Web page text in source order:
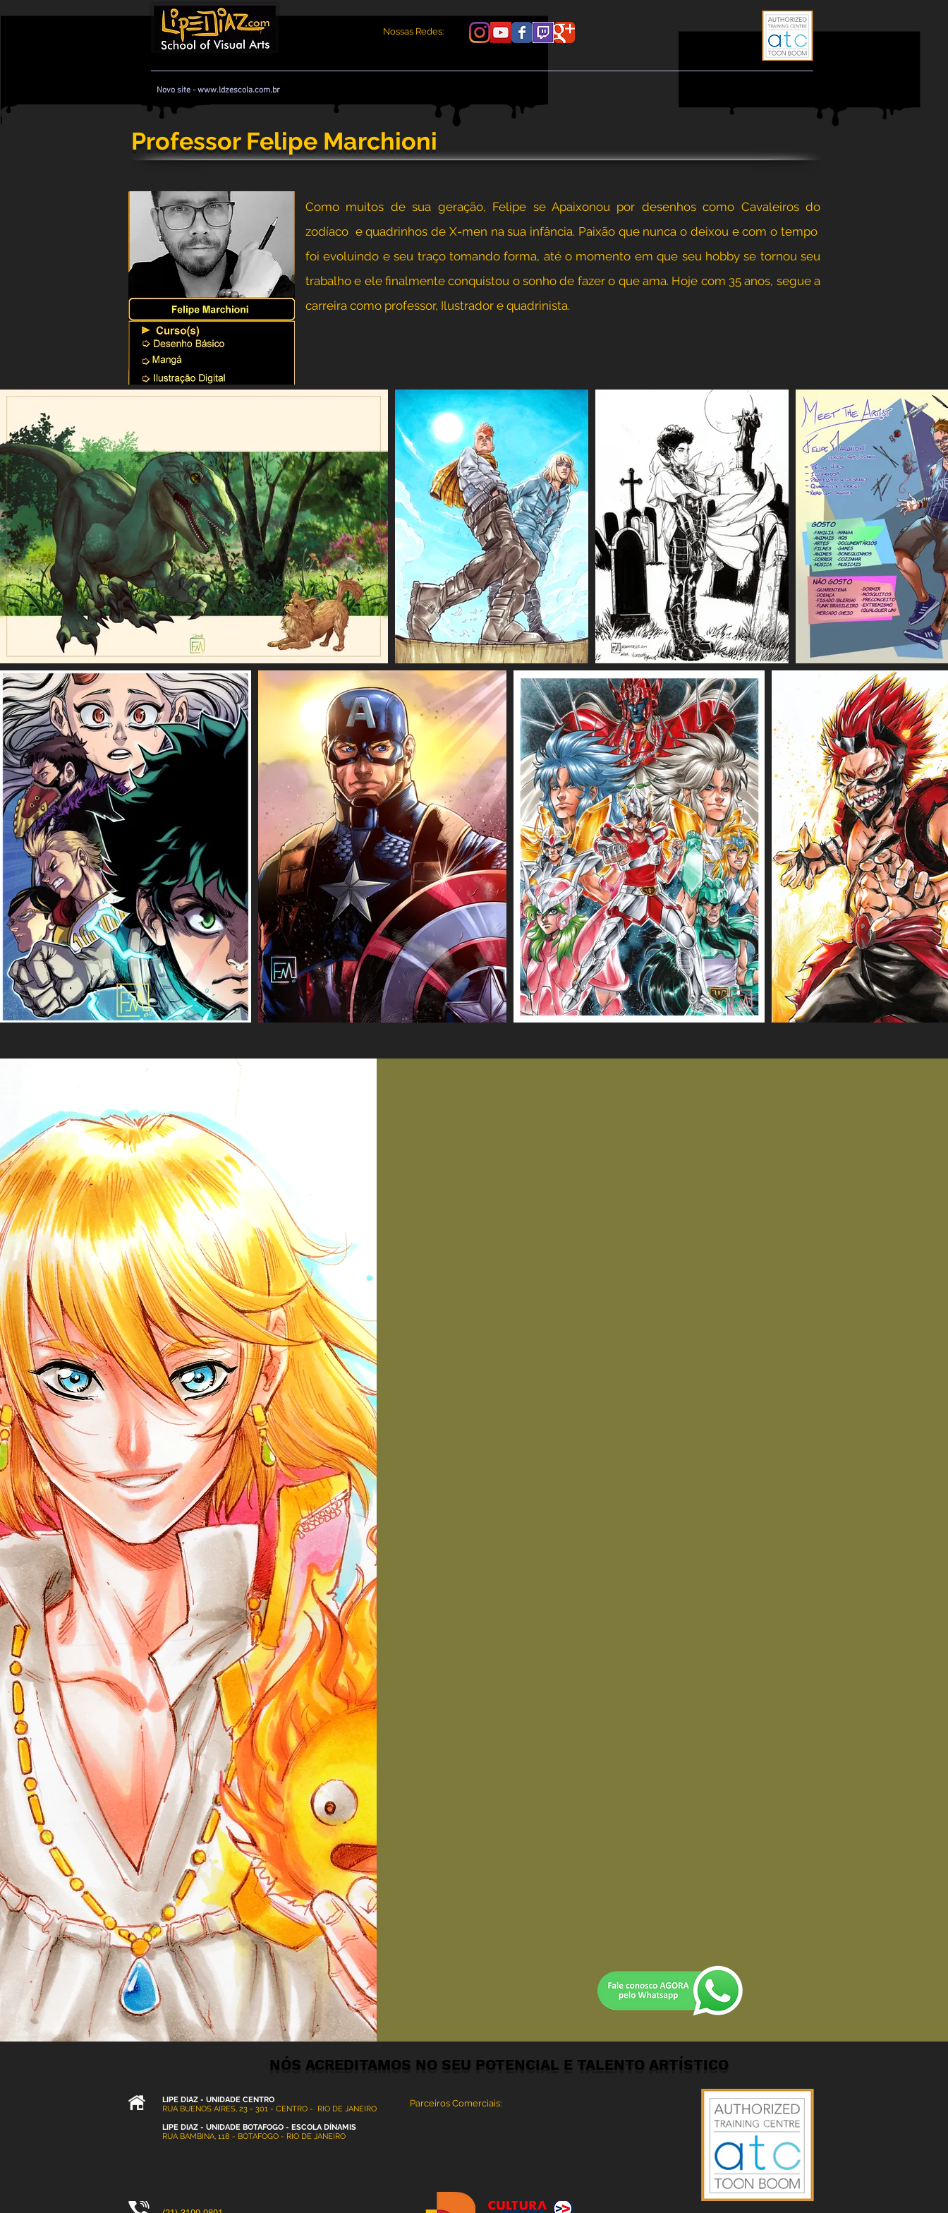
Nossas Redes:
Novo site - www.ldzescola.com.br
Professor Felipe Marchioni
Como muitos de sua geração, Felipe se Apaixonou por desenhos como Cavaleiros do
zodíaco e quadrinhos de X-men na sua infância. Paixão que nunca o deixou e com o tempo
foi evoluindo e seu traço tomando forma, até o momento em que seu hobby se tornou seu
trabalho e ele finalmente conquistou o sonho de fazer o que ama. Hoje com 35 anos, segue a
carreira como professor, Ilustrador e quadrinista.
NÓS ACREDITAMOS NO SEU POTENCIAL E TALENTO ARTÍSTICO
LIPE DIAZ - UNIDADE CENTRO
RUA BUENOS AIRES, 23 - 301 - CENTRO - RIO DE JANEIRO
LIPE DIAZ - UNIDADE BOTAFOGO - ESCOLA DÍNAMIS
RUA BAMBINA, 118 - BOTAFOGO - RIO DE JANEIRO
Parceiros Comerciais: